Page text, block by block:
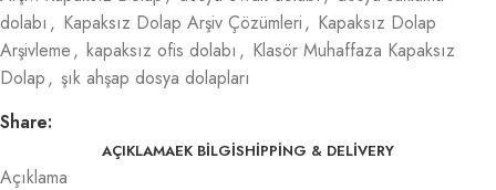
dolabı , Kapaksız Dolap Arşiv Çözümleri, Kapaksız Dolap
Arşivleme, kapaksız ofis dolabı , Klasör Muhaffaza Kapaksız
Dolap, şık ahşap dosya dolapları
Share:
AÇIKLAMAEK BILGISHIPPING & DELIVERY
Açıklama